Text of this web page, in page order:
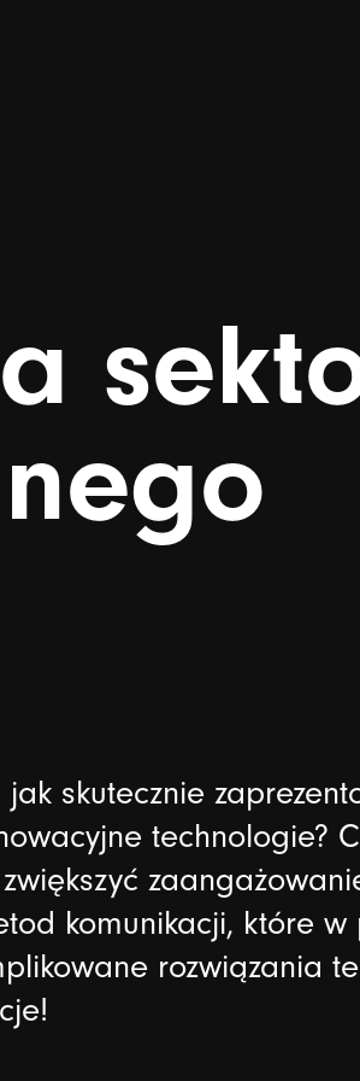
skutecznie
technologie?
komunikacji, które
rozwiązania